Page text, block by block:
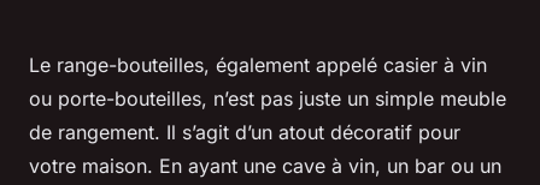
Le range-bouteilles, également appelé casier à vin
ou porte-bouteilles, n’est pas juste un simple meuble
de rangement. Il s’agit d’un atout décoratif pour
votre maison. En ayant une cave à vin, un bar ou un